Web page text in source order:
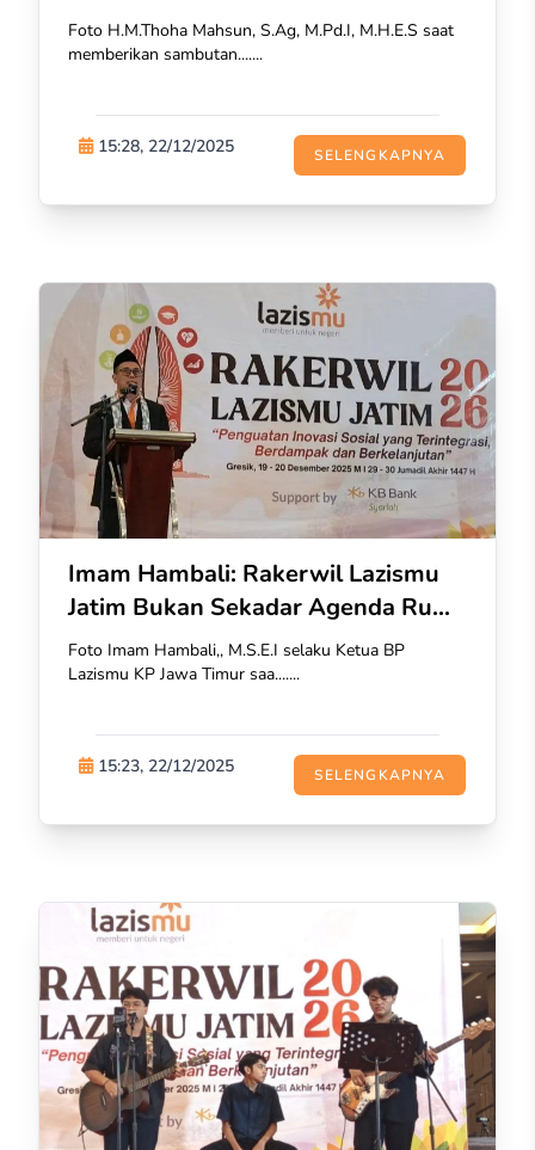
Foto H.M.Thoha Mahsun, S.Ag, M.Pd.I, M.H.E.S saat
memberikan sambutan.......
15:28, 22/12/2025 SELENGKAPNYA
Imam Hambali: Rakerwil Lazismu
Jatim Bukan Sekadar Agenda Ru...
Foto Imam Hambali,, M.S.E.I selaku Ketua BP
Lazismu KP Jawa Timur saa.......
15:23, 22/12/2025 SELENGKAPNYA